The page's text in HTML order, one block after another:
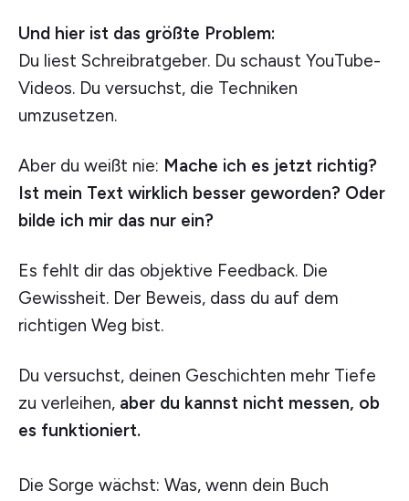
Und hier ist das größte Problem:
Du liest Schreibratgeber. Du schaust YouTube-
Videos. Du versuchst, die Techniken
umzusetzen.
Aber du weißt nie: Mache ich es jetzt richtig?
Ist mein Text wirklich besser geworden? Oder
bilde ich mir das nur ein?
Es fehlt dir das objektive Feedback. Die
Gewissheit. Der Beweis, dass du auf dem
richtigen Weg bist.
Du versuchst, deinen Geschichten mehr Tiefe
zu verleihen, aber du kannst nicht messen, ob
es funktioniert.
Die Sorge wächst: Was, wenn dein Buch